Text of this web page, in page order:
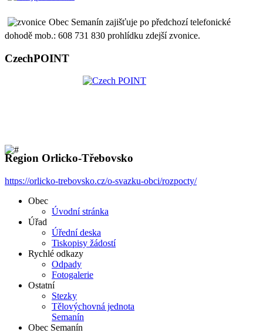
Obec Semanín zajišťuje po předchozí telefonické
dohodě mob.: 608 731 830 prohlídku zdejší zvonice.
CzechPOINT
Region Orlicko-Třebovsko
https://orlicko-trebovsko.cz/o-svazku-obci/rozpocty/
Obec
Úvodní stránka
Úřad
Úřední deska
Tiskopisy žádostí
Rychlé odkazy
Odpady
Fotogalerie
Ostatní
Stezky
Tělovýchovná jednota
Semanín
Obec Semanín